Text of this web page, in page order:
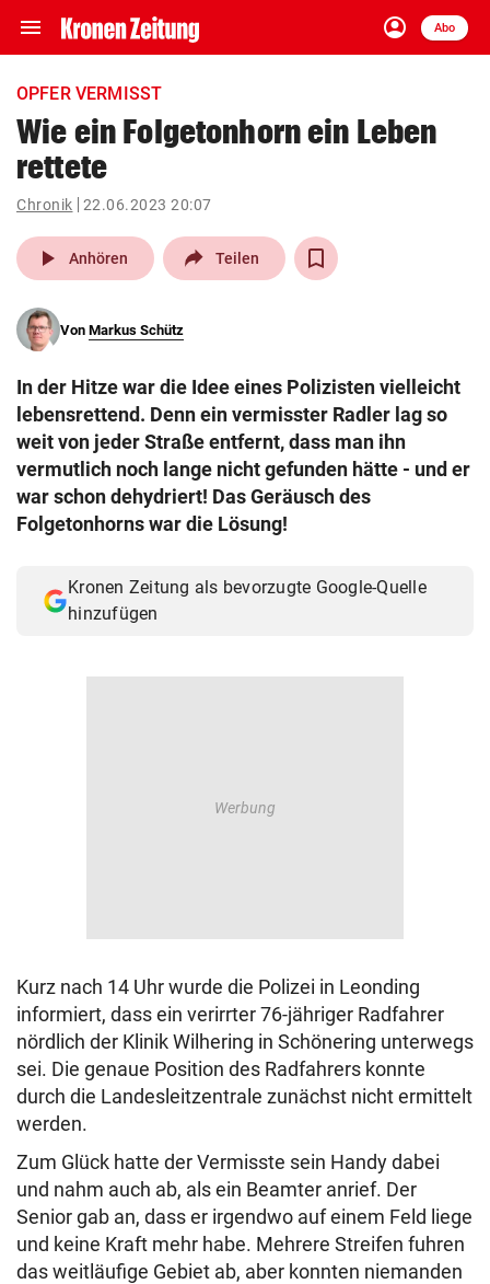
menu Navigation
ein-/ausklappen
account_circle
Anmelden
Abo
close Schließen
account_circle Anmelden
pin_drop
Wien arrow_right
search
eingeben
© Krone Multimedia GmbH & Co KG 2026
Muthgasse 2, 1190 Wien
OPFER VERMISST
Wie ein Folgetonhorn ein Leben
rettete
Chronik 22.06.2023 20:07
play_arrow Anhören Teilen
Von Markus Schütz
In der Hitze war die Idee eines Polizisten vielleicht
lebensrettend. Denn ein vermisster Radler lag so
weit von jeder Straße entfernt, dass man ihn
vermutlich noch lange nicht gefunden hätte - und er
war schon dehydriert! Das Geräusch des
Folgetonhorns war die Lösung!
Kronen Zeitung als bevorzugte Google-Quelle
hinzufügen
Kurz nach 14 Uhr wurde die Polizei in Leonding
informiert, dass ein verirrter 76-jähriger Radfahrer
nördlich der Klinik Wilhering in Schönering unterwegs
sei. Die genaue Position des Radfahrers konnte
durch die Landesleitzentrale zunächst nicht ermittelt
werden.
Zum Glück hatte der Vermisste sein Handy dabei
und nahm auch ab, als ein Beamter anrief. Der
Senior gab an, dass er irgendwo auf einem Feld liege
und keine Kraft mehr habe. Mehrere Streifen fuhren
das weitläufige Gebiet ab, aber konnten niemanden